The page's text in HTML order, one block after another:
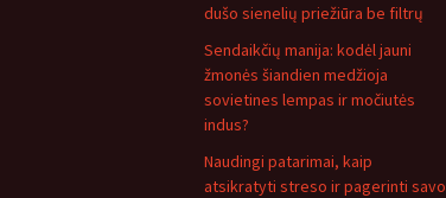
dušo sienelių priežiūra be filtrų
Sendaikčių manija: kodėl jauni
žmonės šiandien medžioja
sovietines lempas ir močiutės
indus?
Naudingi patarimai, kaip
atsikratyti streso ir pagerinti savo